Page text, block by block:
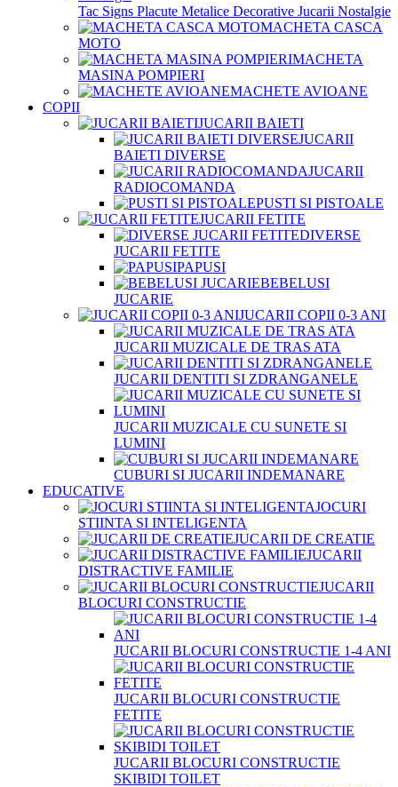
Tac Signs Placute Metalice Decorative Jucarii Nostalgie
MACHETA CASCA
MOTO
MACHETA
MASINA POMPIERI
MACHETE AVIOANE
COPII
JUCARII BAIETI
JUCARII
BAIETI DIVERSE
JUCARII
RADIOCOMANDA
PUSTI SI PISTOALE
JUCARII FETITE
DIVERSE
JUCARII FETITE
PAPUSI
BEBELUSI
JUCARIE
JUCARII COPII 0-3 ANI
JUCARII MUZICALE DE TRAS ATA
JUCARII DENTITI SI ZDRANGANELE
JUCARII MUZICALE CU SUNETE SI
LUMINI
CUBURI SI JUCARII INDEMANARE
EDUCATIVE
JOCURI
STIINTA SI INTELIGENTA
JUCARII DE CREATIE
JUCARII
DISTRACTIVE FAMILIE
JUCARII
BLOCURI CONSTRUCTIE
JUCARII BLOCURI CONSTRUCTIE 1-4 ANI
JUCARII BLOCURI CONSTRUCTIE
FETITE
JUCARII BLOCURI CONSTRUCTIE
SKIBIDI TOILET